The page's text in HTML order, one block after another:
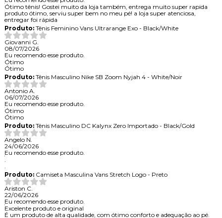
Ótimo tênis! Gostei muito da loja também, entrega muito super rapida
produto ótimo, serviu super bem no meu pé! a loja super atenciosa,
entregar foi rápida
Produto:Tênis Feminino Vans Ultrarange Exo - Black/White
Giovanni G.
08/07/2026
Eu recomendo esse produto.
Ótimo
Ótimo
Produto:Tênis Masculino Nike SB Zoom Nyjah 4 - White/Noir
Antonio A.
06/07/2026
Eu recomendo esse produto.
Ótimo
Ótimo
Produto:Tênis Masculino DC Kalynx Zero Importado - Black/Gold
Angelo N.
24/06/2026
Eu recomendo esse produto.
Produto:Camiseta Masculina Vans Stretch Logo - Preto
Ariston C.
22/06/2026
Eu recomendo esse produto.
Excelente produto e original
É um produto de alta qualidade, com ótimo conforto e adequação ao pé.